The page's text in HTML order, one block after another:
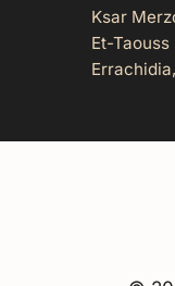
Ksar
Et-Taouss